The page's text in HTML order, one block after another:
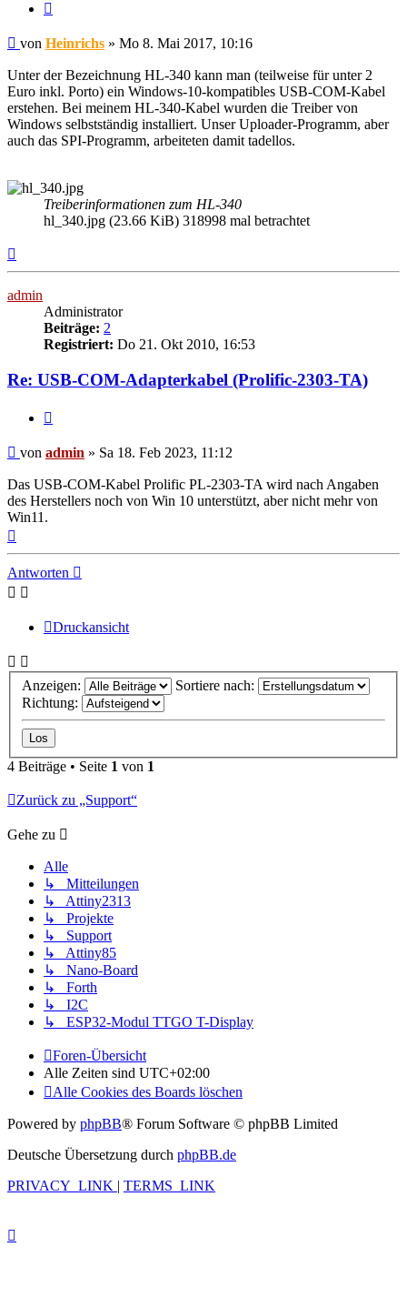
Beitrag
von Heinrichs » Mo 8. Mai 2017, 10:16
Unter der Bezeichnung HL-340 kann man (teilweise für unter 2
Euro inkl. Porto) ein Windows-10-kompatibles USB-COM-Kabel
erstehen. Bei meinem HL-340-Kabel wurden die Treiber von
Windows selbstständig installiert. Unser Uploader-Programm, aber
auch das SPI-Programm, arbeiteten damit tadellos.
Treiberinformationen zum HL-340
hl_340.jpg (23.66 KiB) 318998 mal betrachtet
admin
Administrator
Beiträge: 2
Registriert: Do 21. Okt 2010, 16:53
Re: USB-COM-Adapterkabel (Prolific-2303-TA)
Beitrag
von admin » Sa 18. Feb 2023, 11:12
Das USB-COM-Kabel Prolific PL-2303-TA wird nach Angaben
des Herstellers noch von Win 10 unterstützt, aber nicht mehr von
Win11.
Antworten
Druckansicht
Anzeigen:
Sortiere nach:
Richtung:
4 Beiträge • Seite 1 von 1
Zurück zu „Support“
Gehe zu
Alle
↳ Mitteilungen
↳ Attiny2313
↳ Projekte
↳ Support
↳ Attiny85
↳ Nano-Board
↳ Forth
↳ I2C
↳ ESP32-Modul TTGO T-Display
Foren-Übersicht
Alle Zeiten sind UTC+02:00
Alle Cookies des Boards löschen
Powered by phpBB® Forum Software © phpBB Limited
Deutsche Übersetzung durch phpBB.de
PRIVACY_LINK | TERMS_LINK